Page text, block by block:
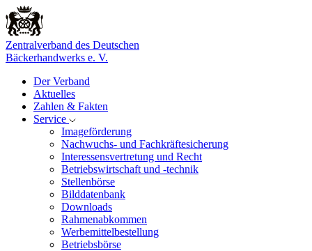
Zentralverband des Deutschen
Bäckerhandwerks e. V.
Der Verband
Aktuelles
Zahlen & Fakten
Service
Imageförderung
Nachwuchs- und Fachkräftesicherung
Interessensvertretung und Recht
Betriebswirtschaft und -technik
Stellenbörse
Bilddatenbank
Downloads
Rahmenabkommen
Werbemittelbestellung
Betriebsbörse